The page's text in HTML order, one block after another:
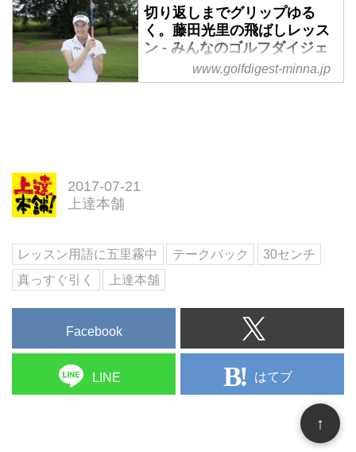
ないなんていうスポ根世代の人は
いないだろうけど、じゃあ水だけ
飲んでいればいいのかというと、
それでは熱中症を防ぐことはでき
ないのだそうだ。熱中症を防ぐた
切り返しまでグリップゆる
く。藤田光里の飛ばしレッス
ン - みんなのゴルフダイジェ
www.golfdigest-minna.jp
2017-07-21
上達本舗
レッスン用語に五里霧中 テークバック
30センチ
真っすぐ引く
上達本舗
Facebook
LINE はてブ
↑